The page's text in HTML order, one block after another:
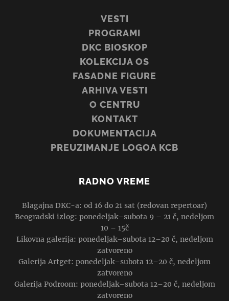
VESTI
PROGRAMI
DKC BIOSKOP
KOLEKCIJA OS
FASADNE FIGURE
ARHIVA VESTI
O CENTRU
KONTAKT
DOKUMENTACIJA
PREUZIMANJE LOGOA KCB
RADNO VREME
Blagajna DKC-a: od 16 do 21 sat (redovan repertoar)
Beogradski izlog: ponedeljak–subota 9 – 21 č, nedeljom
10 – 15č
Likovna galerija: ponedeljak–subota 12–20 č, nedeljom
zatvoreno
Galerija Artget: ponedeljak–subota 12–20 č, nedeljom
zatvoreno
Galerija Podroom: ponedeljak–subota 12–20 č, nedeljom
zatvoreno